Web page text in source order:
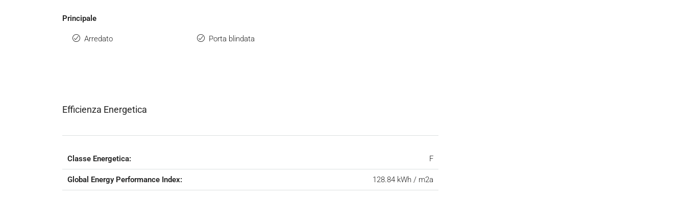
Principale
Arredato Porta blindata
Efficienza Energetica
Classe Energetica: F
Global Energy Performance Index: 128.84 kWh / m2a